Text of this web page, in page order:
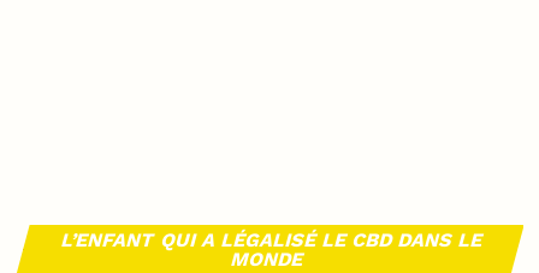
L’ENFANT QUI A LÉGALISÉ LE CBD DANS LE
MONDE